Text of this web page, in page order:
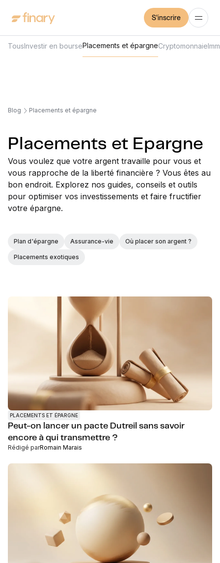
S'inscrire
TousInvestir en boursePlacements et épargneCryptomonnaie
Blog Placements et épargne
Placements et Epargne
Vous voulez que votre argent travaille pour vous et
vous rapproche de la liberté financière ? Vous êtes au
bon endroit. Explorez nos guides, conseils et outils
pour optimiser vos investissements et faire fructifier
votre épargne.
Plan d'épargne Assurance-vie Où placer son argent ?
Placements exotiques
PLACEMENTS ET ÉPARGNE
Peut-on lancer un pacte Dutreil sans savoir
encore à qui transmettre ?
Rédigé parRomain Marais